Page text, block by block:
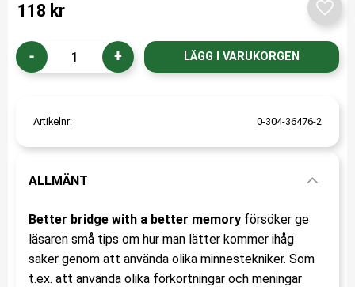
118 kr
+
-
Artikelnr 0-304-36476-2
ALLMÄNT
Better bridge with a better memory försöker ge
läsaren små tips om hur man lätter kommer ihåg
saker genom att använda olika minnestekniker. Som
t.ex. att använda olika förkortningar och meningar